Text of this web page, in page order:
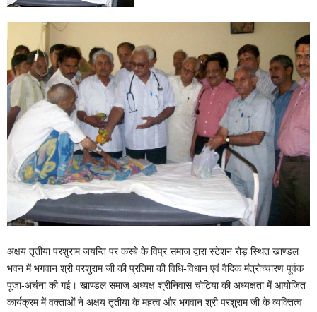
अक्षय तृतीया परशुराम जयन्ति पर कस्बे के विप्र समाज द्वारा स्टेशन रोड़ स्थित खाण्डल
भवन में भगवान श्री परशुराम जी की प्रतिमा की विधि-विधान एवं वैदिक मंत्रोच्चारण पूर्वक
पूजा-अर्चना की गई। खाण्डल समाज अध्यक्ष श्रीनिवास चोटिया की अध्यक्षता में आयोजित
कार्यक्रम में वक्ताओं ने अक्षय तृतीया के महत्व और भगवान श्री परशुराम जी के व्यक्तित्व